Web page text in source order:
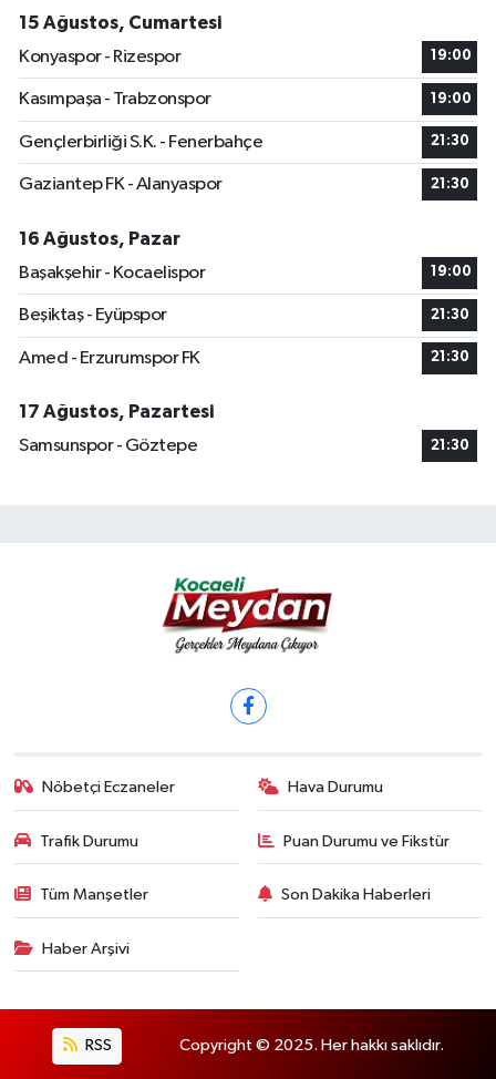
15 Ağustos, Cumartesi
Konyaspor - Rizespor
19:00
Kasımpaşa - Trabzonspor 19:00
Gençlerbirliği S.K. - Fenerbahçe 21:30
Gaziantep FK - Alanyaspor 21:30
16 Ağustos, Pazar
Başakşehir - Kocaelispor
19:00
Beşiktaş - Eyüpspor 21:30
Amed - Erzurumspor FK 21:30
17 Ağustos, Pazartesi
Samsunspor - Göztepe
21:30
Nöbetçi Eczaneler Hava Durumu
Trafik Durumu Puan Durumu ve Fikstür
Tüm Manşetler Son Dakika Haberleri
Haber Arşivi
RSS Copyright © 2025. Her hakkı saklıdır.